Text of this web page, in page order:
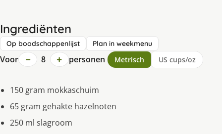
Ingrediënten
Op boodschappenlijst Plan in weekmenu
Voor − 8 + personen Metrisch US cups/oz
150 gram mokkaschuim
65 gram gehakte hazelnoten
250 ml slagroom